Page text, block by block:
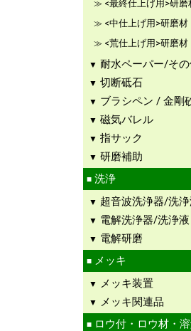
<最終仕上げ用>研磨
<中仕上げ用>研磨材
<荒仕上げ用>研磨材
耐水ペーパー/そ
切断砥石
ブラシペン / 金剛
磁気バレル
指サック
研磨補助
洗浄
超音波洗浄器/洗浄
電解洗浄器/洗浄液
電解研磨
メッキ
メッキ装置
メッキ関連品
ロウ付・ロウ材・